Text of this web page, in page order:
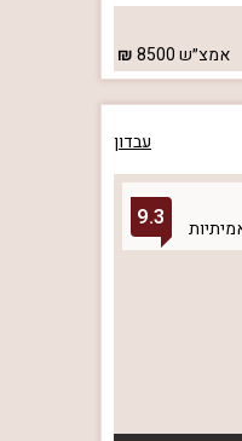
אמצ״ש8500
עבדון
9.3